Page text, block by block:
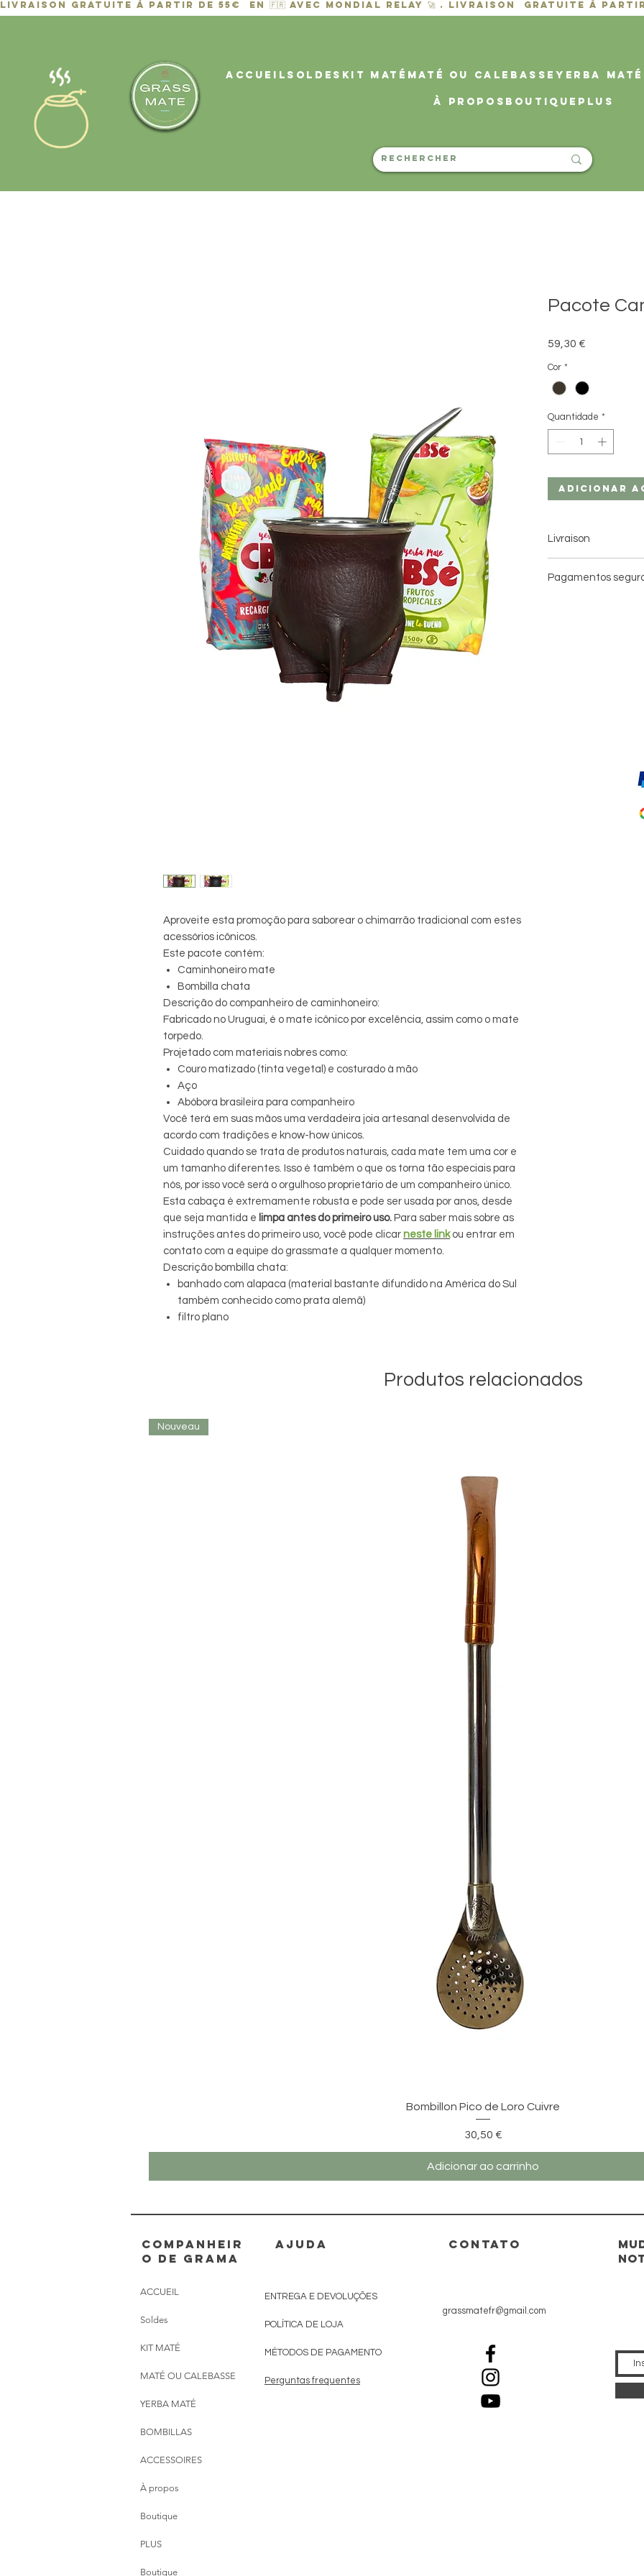
ACCUEIL Soldes KIT MATÉ MATÉ OU CALEBASSE YERBA MATÉ
À propos Boutique PLUS
Aproveite esta promoção para saborear o chimarrão tradicional com estes
acessórios icônicos.
Este pacote contém:
Caminhoneiro mate
Bombilla chata
Descrição do companheiro de caminhoneiro:
Fabricado no Uruguai, é o mate icônico por excelência, assim como o mate
torpedo.
Projetado com materiais nobres como:
Couro matizado (tinta vegetal) e costurado à mão
Aço
Abóbora brasileira para companheiro
Você terá em suas mãos uma verdadeira joia artesanal desenvolvida de
acordo com tradições e know-how únicos.
Cuidado quando se trata de produtos naturais, cada mate tem uma cor e
um tamanho diferentes. Isso é também o que os torna tão especiais para
nós, por isso você será o orgulhoso proprietário de um companheiro único.
Esta cabaça é extremamente robusta e pode ser usada por anos, desde
que seja mantida e limpa antes do primeiro uso. Para saber mais sobre as
instruções antes do primeiro uso, você pode clicar neste linkou entrar em
contato com a equipe do grassmate a qualquer momento.
Descrição bombilla chata:
banhado com alapaca (material bastante difundido na América do Sul
também conhecido como prata alemã)
filtro plano
Pacote
59,30 €
Cor *
Quantidade *
Adicionar
Livraison
Livraison en
Pagamentos
Produtos relacionados
Visualização rápida
Nouveau
Bombillon Pico de Loro Cuivre
Preço
30,50 €
Adicionar ao carrinho
Companheir
o de grama
ACCUEIL
Soldes
KIT MATÉ
MATÉ OU CALEBASSE
YERBA MATÉ
BOMBILLAS
ACCESSOIRES
À propos
Boutique
PLUS
Boutique
AJUDA
ENTREGA E DEVOLUÇÕES
POLÍTICA DE LOJA
MÉTODOS DE PAGAMENTO
Perguntas frequentes
CONTATO
grassmatefr@gmail.com